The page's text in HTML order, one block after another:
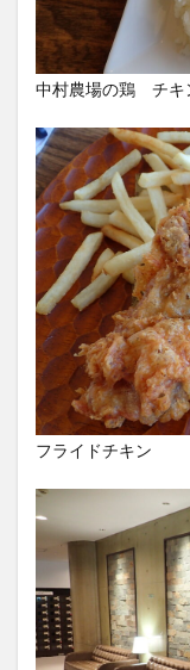
中村農場の鶏 チキ
フライドチキン